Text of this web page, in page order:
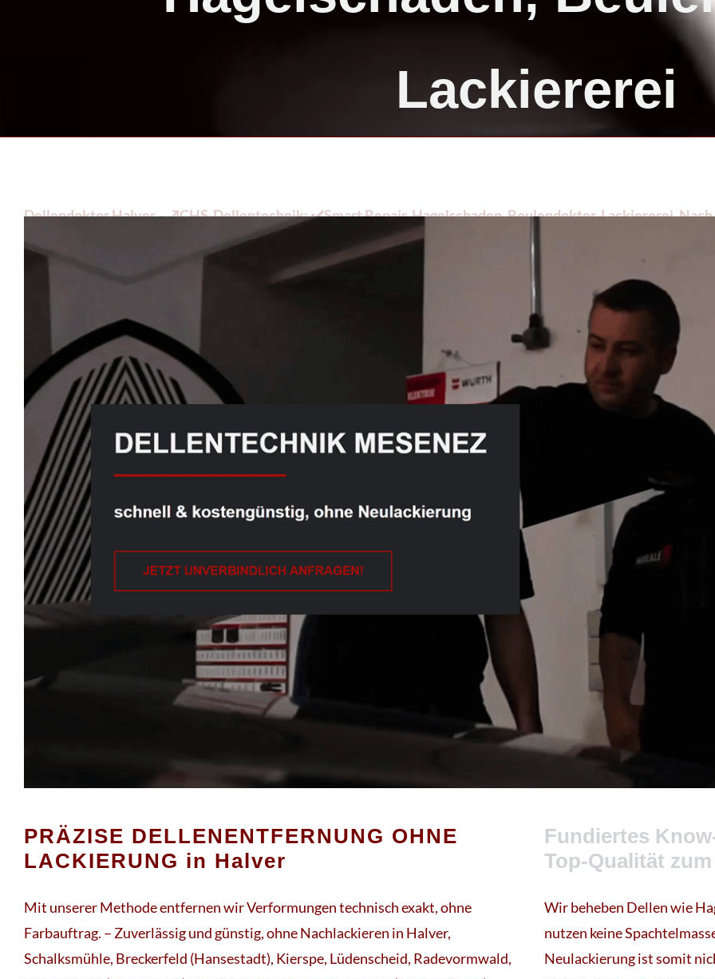
Lackiererei
Dellendoktor Halver – ↗️CHS-Dellentechnik: ✔️Smart Repair, Hagelschaden, Beulendoktor, Lackiererei.
Hagelschaden oder ✔️ Lackiererei gesucht? ➡️ CHS-Dellentechnik, Ihr Dellenprofi in Halver. Wir
PRÄZISE DELLENENTFERNUNG OHNE
LACKIERUNG in Halver
Mit unserer Methode entfernen wir Verformungen technisch exakt, ohne
Farbauftrag. – Zuverlässig und günstig, ohne Nachlackieren in Halver,
Schalksmühle, Breckerfeld (Hansestadt), Kierspe, Lüdenscheid, Radevormwald,
Fundiertes
Top-Qualität
Wir beheben Dellen wie
nutzen keine
Neulackierung ist somit